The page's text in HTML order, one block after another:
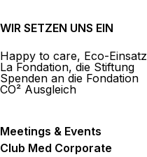
WIR SETZEN UNS EIN
Happy to care, Eco-Einsatz
La Fondation, die Stiftung
Spenden an die Fondation
CO² Ausgleich
Meetings & Events
Club Med Corporate